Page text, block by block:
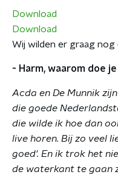
Download
Download
Wij wilden er graag
- Harm, waarom doe
Acda en De Munnik
die goede
die wilde ik hoe dan
live horen. Bij zo veel
goed'. En ik trok het
de waterkant te gaan